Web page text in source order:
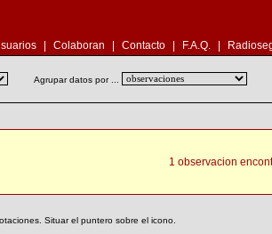
Colaboran Contacto F.A.Q.
Agrupar datos por ...
1 observacion
Situar el puntero sobre el icono.